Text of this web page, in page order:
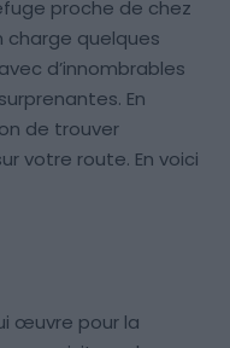
proche de chez
charge quelques
d’innombrables
En
de trouver
votre route. En voici
œuvre pour la